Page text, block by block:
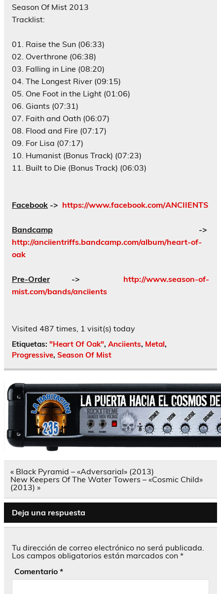
Season Of Mist 2013
Tracklist:
01. Raise the Sun (06:33)
02. Overthrone (06:38)
03. Falling in Line (08:20)
04. The Longest River (09:15)
05. One Foot in the Light (01:06)
06. Giants (07:31)
07. Faith and Oath (06:07)
08. Flood and Fire (07:17)
09. For Lisa (07:17)
10. Humanist (Bonus Track) (07:23)
11. Built to Die (Bonus Track) (06:03)
Facebook -> https://www.facebook.com/ANCIIENTS
Bandcamp ->
http://anciientriffs.bandcamp.com/album/heart-of-
oak
Pre-Order-> http://www.season-of-
mist.com/bands/anciients
Visited 487 times, 1 visit(s) today
Etiquetas: "Heart Of Oak", Anciients, Metal,
Progressive, Season Of Mist
Navegación
de
entradas
« Black Pyramid – «Adversarial» (2013)
New Keepers Of The Water Towers – «Cosmic Child»
(2013) »
Deja una respuesta
Tu dirección de correo electrónico no será publicada.
Los campos obligatorios están marcados con *
Comentario *